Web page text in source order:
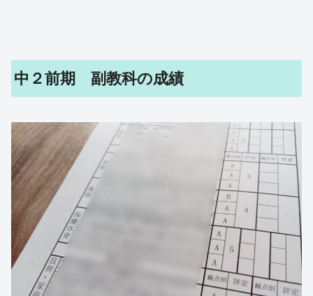
中２前期 副教科の成績